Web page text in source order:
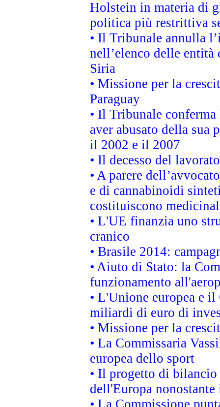
Holstein in materia di
politica più restrittiva
• Il Tribunale annulla
nell’elenco delle
Siria
• Missione per la
Paraguay
• Il Tribunale
aver abusato della sua
il 2002 e il 2007
• Il decesso del
• A parere
e di cannabinoidi
costituiscono
• L'UE finanzia uno
cranico
• Brasile 2014:
• Aiuto di Stato: la
funzionamento
• L'Unione europea e
miliardi di euro di
• Missione per la
• La Commissaria
europea dello sport
• Il progetto di
dell'Europa
• La Commissione